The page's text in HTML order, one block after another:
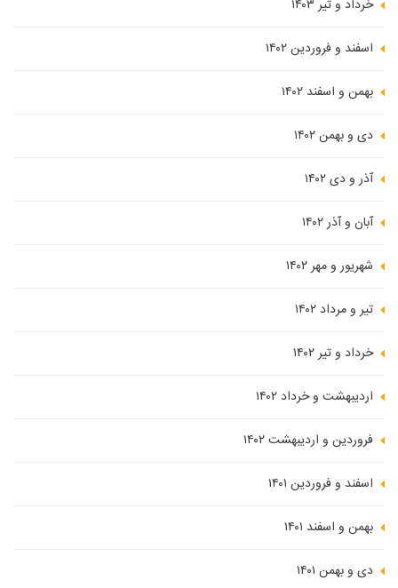
خرداد و تیر ۱۴۰۳
اسفند و فروردین ۱۴۰۲
بهمن و اسفند ۱۴۰۲
دی و بهمن ۱۴۰۲
آذر و دی ۱۴۰۲
آبان و آذر ۱۴۰۲
شهریور و مهر ۱۴۰۲
تیر و مرداد ۱۴۰۲
خرداد و تیر ۱۴۰۲
اردیبهشت و خرداد ۱۴۰۲
فروردین و اردیبهشت ۱۴۰۲
اسفند و فروردین ۱۴۰۱
بهمن و اسفند ۱۴۰۱
دی و بهمن ۱۴۰۱